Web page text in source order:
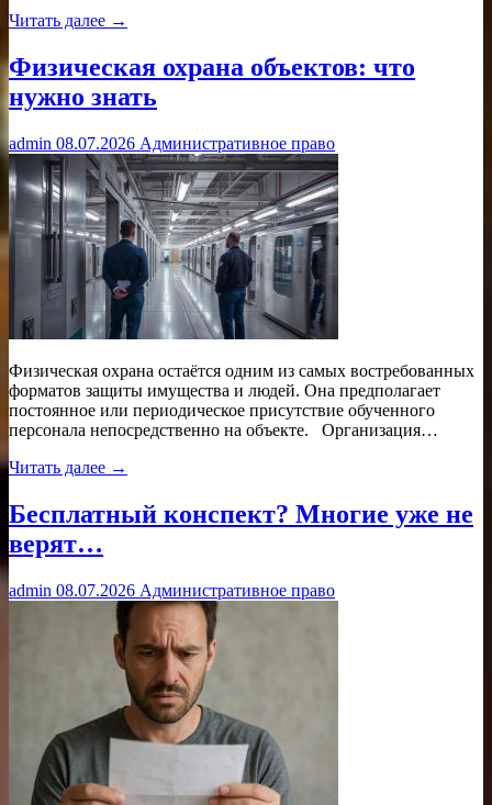
Читать далее →
Физическая охрана объектов: что
нужно знать
admin 08.07.2026 Административное право
Физическая охрана остаётся одним из самых востребованных
форматов защиты имущества и людей. Она предполагает
постоянное или периодическое присутствие обученного
персонала непосредственно на объекте. Организация…
Читать далее →
Бесплатный конспект? Многие уже не
верят…
admin 08.07.2026 Административное право